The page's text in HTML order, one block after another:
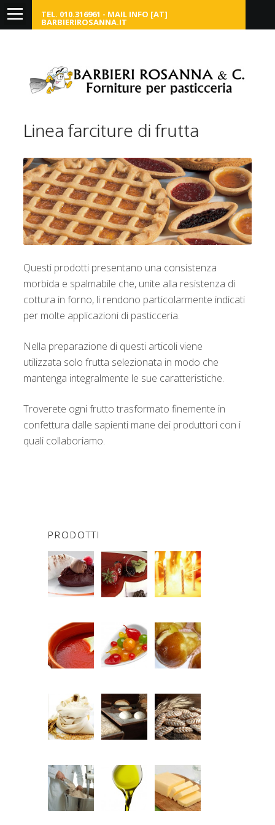
Chi siamo
Link
Contattaci
TEL. 010.316961 - MAIL INFO [AT]
BARBIERIROSANNA.IT
Linea farciture di frutta
Questi prodotti presentano una consistenza
morbida e spalmabile che, unite alla resistenza di
cottura in forno, li rendono particolarmente indicati
per molte applicazioni di pasticceria.
Nella preparazione di questi articoli viene
utilizzata solo frutta selezionata in modo che
mantenga integralmente le sue caratteristiche.
Troverete ogni frutto trasformato finemente in
confettura dalle sapienti mane dei produttori con i
quali collaboriamo.
PRODOTTI